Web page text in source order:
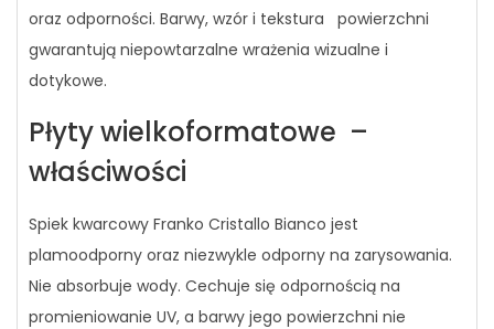
oraz odporności. Barwy, wzór i tekstura powierzchni
gwarantują niepowtarzalne wrażenia wizualne i
dotykowe.
Płyty wielkoformatowe –
właściwości
Spiek kwarcowy Franko Cristallo Bianco jest
plamoodporny oraz niezwykle odporny na zarysowania.
Nie absorbuje wody. Cechuje się odpornością na
promieniowanie UV, a barwy jego powierzchni nie